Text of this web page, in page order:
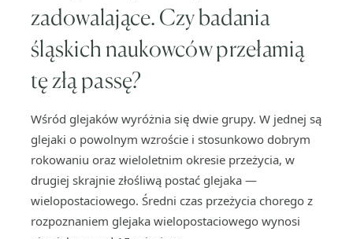
zadowalające. Czy badania
śląskich naukowców przełamią
tę złą passę?
Wśród glejaków wyróżnia się dwie grupy. W jednej są
glejaki o powolnym wzroście i stosunkowo dobrym
rokowaniu oraz wieloletnim okresie przeżycia, w
drugiej skrajnie złośliwą postać glejaka —
wielopostaciowego. Średni czas przeżycia chorego z
rozpoznaniem glejaka wielopostaciowego wynosi